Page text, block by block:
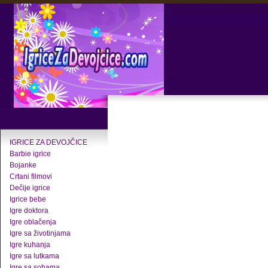
IGRICE ZA DEVOJČICE
Barbie igrice
Bojanke
Crtani filmovi
Dečije igrice
Igrice bebe
Igre doktora
Igre oblačenja
Igre sa životinjama
Igre kuhanja
Igre sa lutkama